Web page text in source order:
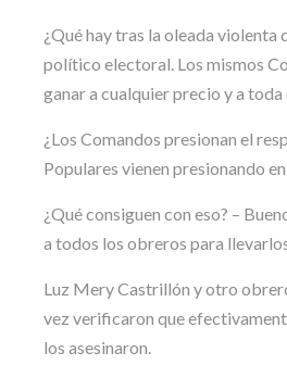
¿Qué hay tras la oleada
político electoral. Los mismos
ganar a cualquier precio y a
¿Los Comandos presionan el
Populares vienen presionando
¿Qué consiguen con eso? –
a todos los obreros para
Luz Mery Castrillón y otro
vez verificaron que
los asesinaron.